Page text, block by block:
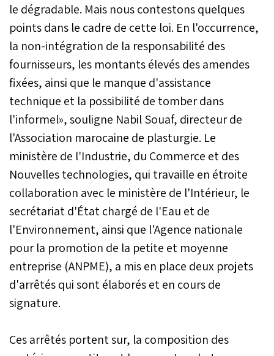
le dégradable. Mais nous contestons quelques
points dans le cadre de cette loi. En l'occurrence,
la non-intégration de la responsabilité des
fournisseurs, les montants élevés des amendes
fixées, ainsi que le manque d'assistance
technique et la possibilité de tomber dans
l'informel», souligne Nabil Souaf, directeur de
l'Association marocaine de plasturgie. Le
ministère de l'Industrie, du Commerce et des
Nouvelles technologies, qui travaille en étroite
collaboration avec le ministère de l'Intérieur, le
secrétariat d'État chargé de l'Eau et de
l'Environnement, ainsi que l'Agence nationale
pour la promotion de la petite et moyenne
entreprise (ANPME), a mis en place deux projets
d'arrêtés qui sont élaborés et en cours de
signature.
Ces arrêtés portent sur, la composition des